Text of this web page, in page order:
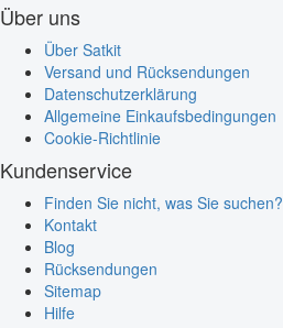
Über uns
Über Satkit
Versand und Rücksendungen
Datenschutzerklärung
Allgemeine Einkaufsbedingungen
Cookie-Richtlinie
Kundenservice
Finden Sie nicht, was Sie suchen?
Kontakt
Blog
Rücksendungen
Sitemap
Hilfe